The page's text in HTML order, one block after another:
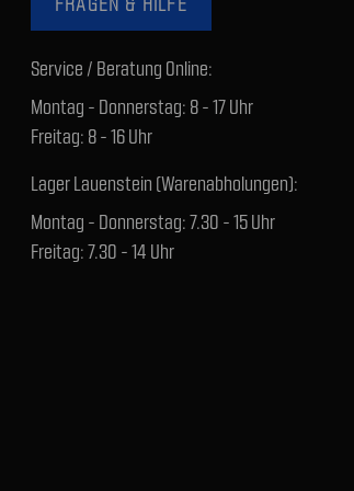
Service / Beratung Online:
Montag - Donnerstag: 8 - 17 Uhr
Freitag: 8 - 16 Uhr
Lager Lauenstein (Warenabholungen):
Montag - Donnerstag: 7.30 - 15 Uhr
Freitag: 7.30 - 14 Uhr